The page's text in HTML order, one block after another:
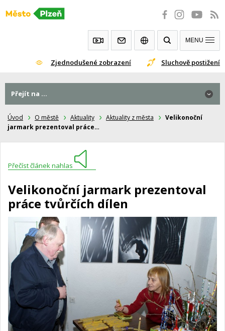
Přeskočit
Zjednodušené zobrazení Sluchově postižení
MENU
Úvod O městě Aktuality Aktuality z města
Velikonoční
jarmark prezentoval práce…
Přečíst článek nahlas
Velikonoční jarmark prezentoval
práce tvůrčích dílen
Přejít na ...